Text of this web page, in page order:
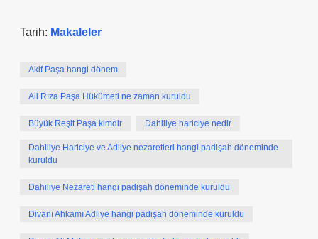
Tarih: Makaleler
Akif Paşa hangi dönem
Ali Rıza Paşa Hükümeti ne zaman kuruldu
Büyük Reşit Paşa kimdir Dahiliye hariciye nedir
Dahiliye Hariciye ve Adliye nezaretleri hangi padişah döneminde
kuruldu
Dahiliye Nezareti hangi padişah döneminde kuruldu
Divanı Ahkamı Adliye hangi padişah döneminde kuruldu